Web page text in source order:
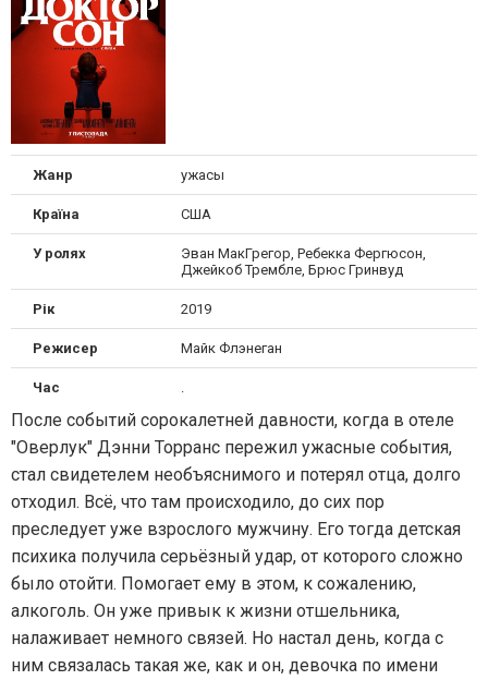
Жанр ужасы
Країна США
У ролях
Эван МакГрегор, Ребекка Фергюсон,
Джейкоб Трембле, Брюс Гринвуд
Рік 2019
Режисер Майк Флэнеган
Час
После событий сорокалетней давности, когда в отеле
"Оверлук" Дэнни Торранс пережил ужасные события,
стал свидетелем необъяснимого и потерял отца, долго
отходил. Всё, что там происходило, до сих пор
преследует уже взрослого мужчину. Его тогда детская
психика получила серьёзный удар, от которого сложно
было отойти. Помогает ему в этом, к сожалению,
алкоголь. Он уже привык к жизни отшельника,
налаживает немного связей. Но настал день, когда с
ним связалась такая же, как и он, девочка по имени